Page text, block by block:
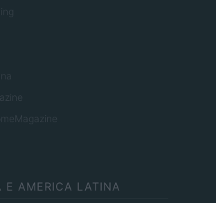
E AMERICA LATINA